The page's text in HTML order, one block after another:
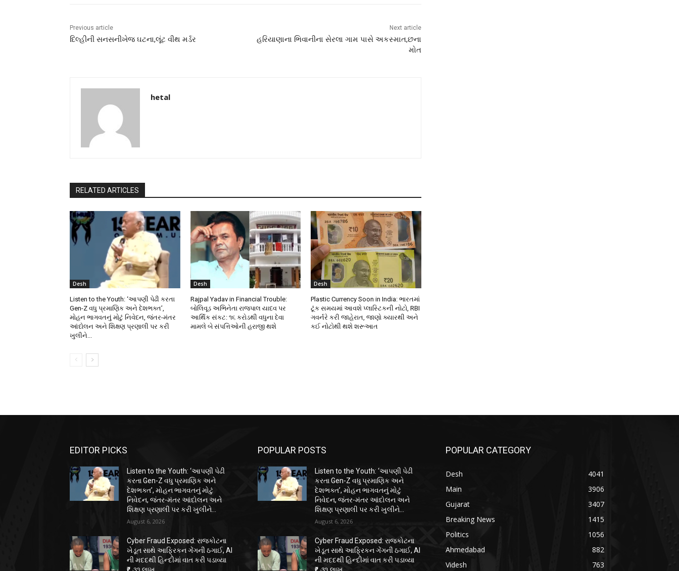
Previous article
દિલ્હીની સનસનીખેજ ઘટના,લૂંટ વીથ મર્ડર
Next article
હરિયાણાના ભિવાનીના સેરલા ગામ પાસે અકસ્માત,છના
મોત
hetal
RELATED ARTICLES
Desh
Listen to the Youth: ‘આપણી પેઢી કરતા
Gen-Z વધુ પ્રમાણિક અને દેશભક્ત’,
મોહન ભાગવતનું મોટું નિવેદન, જંતર-મંતર
આંદોલન અને શિક્ષણ પ્રણાલી પર કરી
ખુલીને...
Desh
Rajpal Yadav in Financial Trouble:
બોલિવૂડ અભિનેતા રાજપાલ યાદવ પર
આર્થિક સંકટ: ૧૬ કરોડથી વધુના દેવા
મામલે બે સંપત્તિઓની હરાજી થશે
Desh
Plastic Currency Soon in India: ભારતમાં
ટૂંક સમયમાં આવશે પ્લાસ્ટિકની નોટો, RBI
ગવર્નરે કરી જાહેરાત, જાણો ક્યારથી અને
કઈ નોટોથી થશે શરૂઆત
EDITOR PICKS
Listen to the Youth: ‘આપણી પેઢી
કરતા Gen-Z વધુ પ્રમાણિક અને
દેશભક્ત’, મોહન ભાગવતનું મોટું
નિવેદન, જંતર-મંતર આંદોલન અને
શિક્ષણ પ્રણાલી પર કરી ખુલીને...
August 6, 2026
Cyber Fraud Exposed: રાજકોટના
ખેડૂત સાથે આફ્રિકન ગેંગની ઠગાઈ, AI
ની મદદથી હિન્દીમાં વાત કરી પડાવ્યા
POPULAR POSTS
Listen to the Youth: ‘આપણી પેઢી
કરતા Gen-Z વધુ પ્રમાણિક અને
દેશભક્ત’, મોહન ભાગવતનું મોટું
નિવેદન, જંતર-મંતર આંદોલન અને
શિક્ષણ પ્રણાલી પર કરી ખુલીને...
August 6, 2026
Cyber Fraud Exposed: રાજકોટના
ખેડૂત સાથે આફ્રિકન ગેંગની ઠગાઈ, AI
ની મદદથી હિન્દીમાં વાત કરી પડાવ્યા
POPULAR CATEGORY
Desh
4041
Main
3906
Gujarat
3407
Breaking News
1415
Politics
1056
Ahmedabad
882
Videsh
763